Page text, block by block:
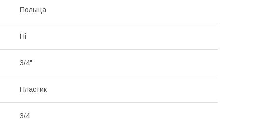
Польща
Ні
3/4"
Пластик
3/4